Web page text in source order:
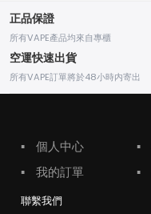
正品保證
所有VAPE產品均來自專櫃
空運快速出貨
所有VAPE訂單將於48小時内寄出
▪
個人中心
▪
我的訂單
▪
▪
聯繫我們